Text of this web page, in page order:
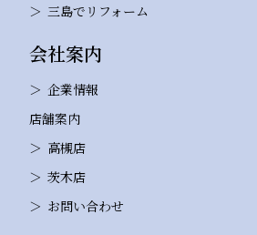
三島でリフォーム
会社案内
企業情報
店舗案内
高槻店
茨木店
お問い合わせ